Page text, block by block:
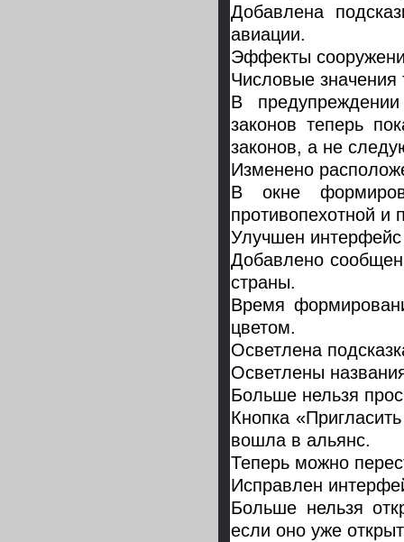
Добавлена
авиации.
Эффекты
Числовые значения
В
законов теперь
законов, а не
Изменено
В окне
противопехотной и
Улучшен
Добавлено
страны.
Время
цветом.
Осветлена
Осветлены
Больше нельзя
Кнопка
вошла в альянс.
Теперь можно
Исправлен
Больше нельзя
если оно уже